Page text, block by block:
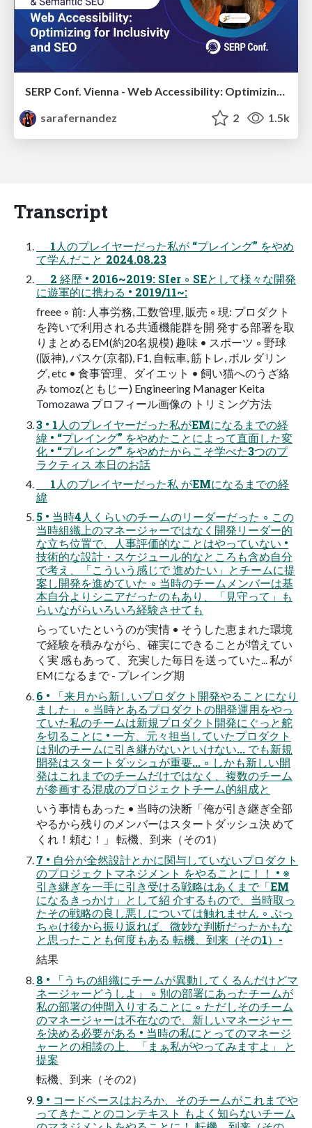
SERP Conf. Vienna - Web Accessibility: Optimizing for Inclusivity and SEO
sarafernandez
2 1.5k
Transcript
1人のプレイヤーだった私が “プレイング” をやめ
て学んだこと 2024.08.23
2 経歴 • 2016~2019: SIer ◦ SEとして様々な開発
に遊軍的に携わる • 2019/11~:
freee ◦ 前: ⼈事労務, ⼯数管理, 販売 ◦ 現: プロダクト
を跨いで利⽤される共通機能群を開 発する部署を取
りまとめるEM(約20名規模) 趣味 • スポーツ ◦ 野球
(阪神), バスケ(京都), F1, ⾃転⾞, 筋トレ, ボル ダリン
グ, etc • 食事管理、ダイエット • 飼い猫へのうざ絡
み tomoz(ともじー) Engineering Manager Keita
Tomozawa プロフィール画像の トリミング⽅法
3 • 1人のプレイヤーだった私がEMになるまでの経
緯 • “プレイング” をやめたことによって直面した変
化 • “プレイング” をやめたからこそ学べた3つのプ
ラクティス 本日のお話
1人のプレイヤーだった私 がEMになるまでの経
緯
5 • 当時4人くらいのチームのリーダーだった ◦ この
当時組織上のマネージャーではなく開発リーダー的
な立ち位置で、人事評価的なことはやっていない •
技術的な設計・スケジュール的なところも含め自分
で考え、「こういう感じで 進めたい」とチームに提
案し開発を進めていた ◦ 当時のチームメンバーは基
本自分よりシニアだったのもあり、「見守って」も
らいながらいろいろ経験させても
らっていたというのが実情 • そうした恵まれた環境
で経験を積みながら、確実にできることが増えてい
く実 感もあって、充実した毎日を送っていた... 私が
EMになるまで - プレイング期
6 • 「来月から新しいプロダクト開発やることになり
ました」 ◦ 当時とあるプロダクトの開発運用をやっ
ていた私のチームは新規プロダクト開発にぐっと舵
を切ることに • 一方、元々担当していたプロダクト
は別のチームに引き継がないといけない... でも新規
開発はスタートダッシュが重要... ◦ しかも新しい開
発はこれまでのチームだけではなく、複数のチーム
が参画する混成のプロジェクトチーム的組成と
いう事情もあった • 当時の決断「俺が引き継ぎ全部
やるから残りのメンバーはスタートダッシュ決 めて
くれ！頼む！」 転機、到来（その1）
7 • 自分が全然設計とかに関与していないプロダクト
のプロジェクトマネジメント をやることに！！ • ※
引き継ぎを一手に引き受ける戦略はあくまで「EM
になるきっかけ」として紹 介するもので、当時取っ
たその戦略の良し悪しについては触れません ◦ ぶっ
ちゃけ後から振り返れば、微妙な判断だったかもな
と思ったことも何度もある 転機、到来（その1）-
結果
8 • 「うちの組織にチームが異動してくるんだけどマ
ネージャーどうしよ」 ◦ 別の部署にあったチームが
私の部署の仲間入りすることに ◦ ただしそのチーム
のマネージャーは不在なので、新しいマネージャー
を決める必要がある • 当時の私にとってのマネージ
ャーとの相談の上、「まぁ私がやってみますよ」 と
提案
転機、到来（その2）
9 • コードベースはおろか、そのチームがこれまでや
ってきたことのコンテキスト もよく知らないチーム